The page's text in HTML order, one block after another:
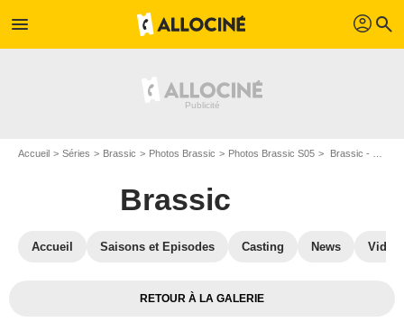
menu profil search
Accueil Séries Brassic Photos Brassic Photos Brassic S05 Brassic - Saison 5 : Brassic : Photo
Brassic
Accueil Saisons et Episodes Casting News
RETOUR À LA GALERIE